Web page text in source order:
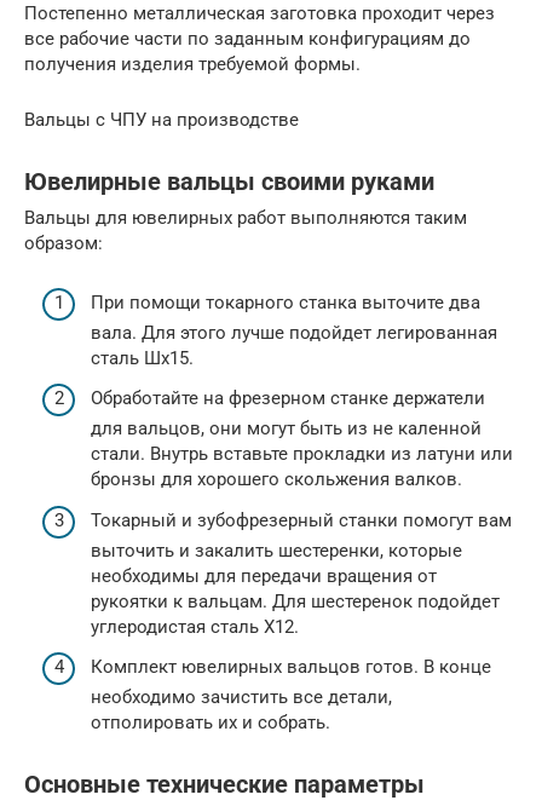
Постепенно металлическая заготовка проходит через
все рабочие части по заданным конфигурациям до
получения изделия требуемой формы.
Вальцы с ЧПУ на производстве
Ювелирные вальцы своими руками
Вальцы для ювелирных работ выполняются таким
образом:
При помощи токарного станка выточите два
вала. Для этого лучше подойдет легированная
сталь Шх15.
Обработайте на фрезерном станке держатели
для вальцов, они могут быть из не каленной
стали. Внутрь вставьте прокладки из латуни или
бронзы для хорошего скольжения валков.
Токарный и зубофрезерный станки помогут вам
выточить и закалить шестеренки, которые
необходимы для передачи вращения от
рукоятки к вальцам. Для шестеренок подойдет
углеродистая сталь Х12.
Комплект ювелирных вальцов готов. В конце
необходимо зачистить все детали,
отполировать их и собрать.
Основные технические параметры